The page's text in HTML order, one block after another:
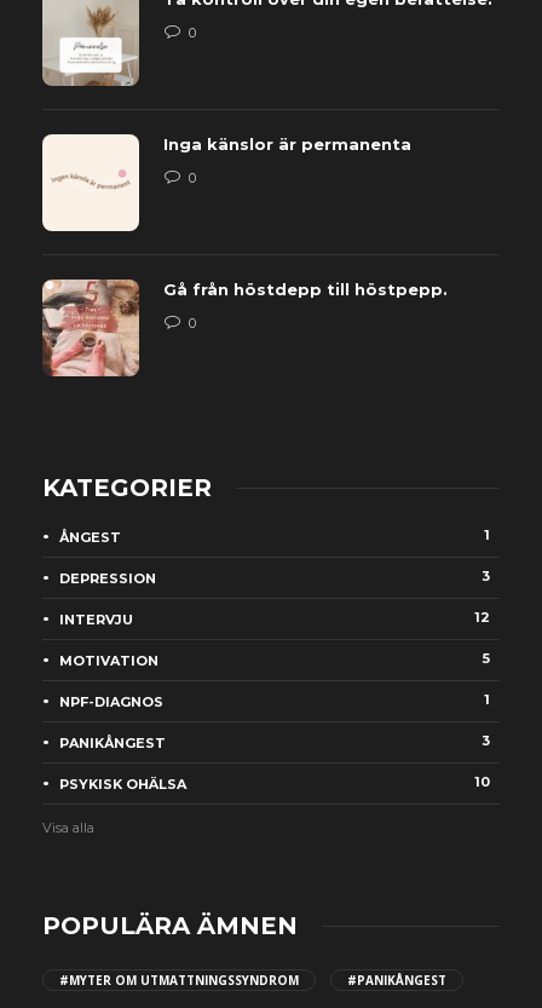
0
Inga känslor är permanenta
0
Gå från höstdepp till höstpepp.
0
KATEGORIER
ÅNGEST 1
DEPRESSION 3
INTERVJU 12
MOTIVATION 5
NPF-DIAGNOS 1
PANIKÅNGEST 3
PSYKISK OHÄLSA 10
Visa alla
POPULÄRA ÄMNEN
#MYTER OM UTMATTNINGSSYNDROM #PANIKÅNGEST